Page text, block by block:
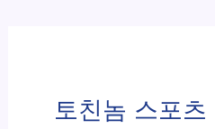
토친놈 스포